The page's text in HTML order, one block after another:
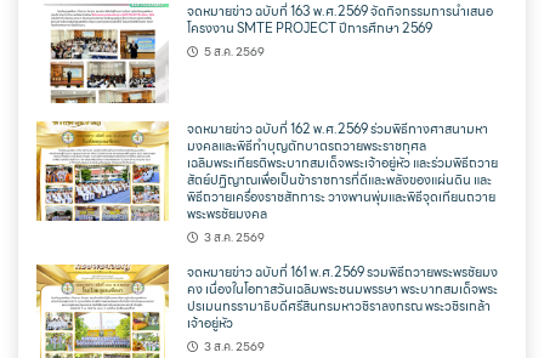
จดหมายข่าว ฉบับที่ 163 พ.ศ.2569 จัดกิจกรรมการนำเสนอ
โครงงาน SMTE PROJECT ปีการศึกษา 2569
5 ส.ค. 2569
จดหมายข่าว ฉบับที่ 162 พ.ศ.2569 ร่วมพิธีทางศาสนามหา
มงคลและพิธีทำบุญตักบาตรถวายพระราชกุศล
เฉลิมพระเกียรติพระบาทสมเด็จพระเจ้าอยู่หัว และร่วมพิธีถวาย
สัตย์ปฏิญาณเพื่อเป็นข้าราชการที่ดีและพลังของแผ่นดิน และ
พิธีถวายเครื่องราชสักการะ วางพานพุ่มและพิธีจุดเทียนถวาย
พระพรชัยมงคล
3 ส.ค. 2569
จดหมายข่าว ฉบับที่ 161 พ.ศ.2569 รวมพิธีถวายพระพรชัยมง
คง เนื่องในโอกาสวันเฉลิมพระชนมพรรษา พระบาทสมเด็จพระ
ปรเมนทรรามาธิบดีศรีสินทรมหาวชิราลงกรณ พระวชิรเกล้า
เจ้าอยู่หัว
3 ส.ค. 2569